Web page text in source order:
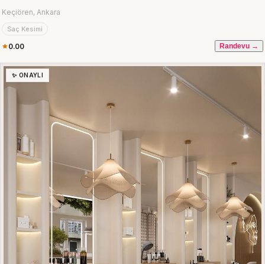
Keçiören, Ankara
Saç Kesimi
0.00 Randevu →
✨ ONAYLI